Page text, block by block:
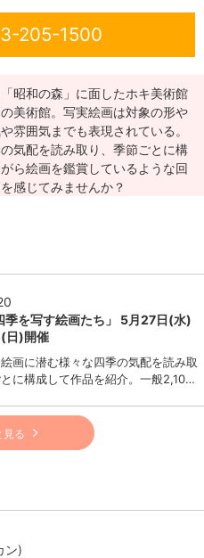
205-1500
昭和の森」に面したホキ美術館
美術館。写実絵画は対象の形や
雰囲気までも表現されている。
気配を読み取り、季節ごとに構
ら絵画を鑑賞しているような回
感じてみませんか？
季を写す絵画たち」 5月27日(水)
(日)開催
画に潜む様々な四季の気配を読み取
に構成して作品を紹介。一般2,10…
見る
ン)